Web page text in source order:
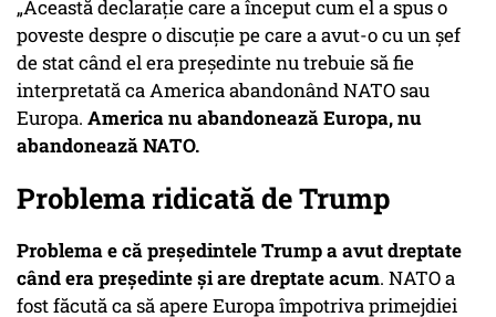
„Această declarație care a început cum el a spus o
poveste despre o discuție pe care a avut-o cu un șef
de stat când el era președinte nu trebuie să fie
interpretată ca America abandonând NATO sau
Europa. America nu abandonează Europa, nu
abandonează NATO.
Problema ridicată de Trump
Problema e că președintele Trump a avut dreptate
când era președinte și are dreptate acum. NATO a
fost făcută ca să apere Europa împotriva primejdiei